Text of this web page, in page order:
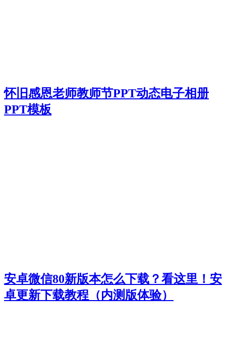
怀旧感恩老师教师节PPT动态电子相册
PPT模板
安卓微信80新版本怎么下载？看这里！安
卓更新下载教程（内测版体验）